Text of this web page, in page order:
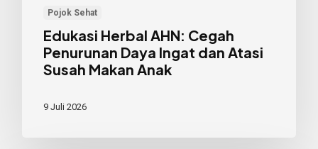
Pojok Sehat
Susah
Makan
Anak
Edukasi Herbal AHN: Cegah
Penurunan Daya Ingat dan Atasi
Susah Makan Anak
9 Juli 2026